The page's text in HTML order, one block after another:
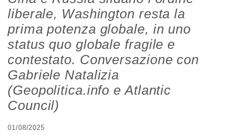
liberale, Washington resta la
prima potenza globale, in uno
status quo globale fragile e
contestato. Conversazione con
Gabriele Natalizia
(Geopolitica.info e Atlantic
Council)
01/08/2025